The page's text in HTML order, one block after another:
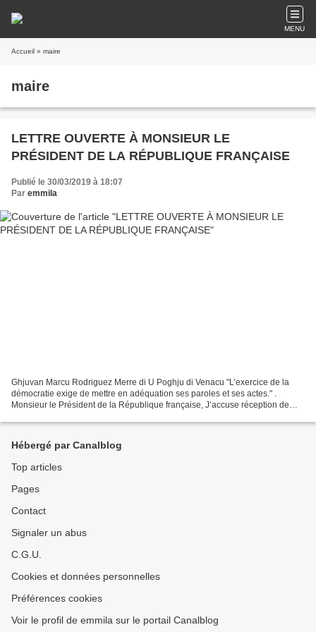
MENU
Accueil » maire
maire
LETTRE OUVERTE À MONSIEUR LE
PRÉSIDENT DE LA RÉPUBLIQUE FRANÇAISE
Publié le 30/03/2019 à 18:07
Par emmila
Ghjuvan Marcu Rodriguez Merre di U Poghju di Venacu "L’exercice de la
démocratie exige de mettre en adéquation ses paroles et ses actes." .
Monsieur le Président de la République française, J’accuse réception de
Hébergé par Canalblog
Top articles
Pages
Contact
Signaler un abus
C.G.U.
Cookies et données personnelles
Préférences cookies
Voir le profil de emmila sur le portail Canalblog